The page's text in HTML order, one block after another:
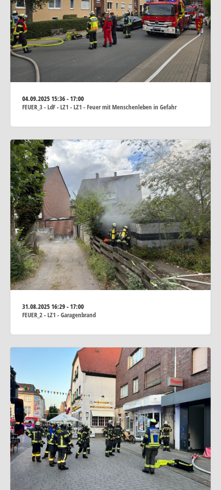
04.09.202515:36 - 17:00
FEUER_3 - LdF - LZ1 - LZ1 - Feuer mit Menschenleben in Gefahr
31.08.202516:29 - 17:00
FEUER_2 - LZ1 - Garagenbrand